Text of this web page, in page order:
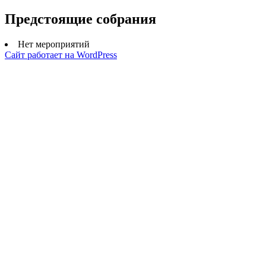
Предстоящие собрания
Нет мероприятий
Сайт работает на WordPress